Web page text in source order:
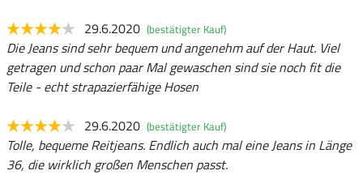
29.6.2020 (bestätigter Kauf)
Die Jeans sind sehr bequem und angenehm auf der Haut. Viel
getragen und schon paar Mal gewaschen sind sie noch fit die
Teile - echt strapazierfähige Hosen
29.6.2020 (bestätigter Kauf)
Tolle, bequeme Reitjeans. Endlich auch mal eine Jeans in Länge
36, die wirklich großen Menschen passt.